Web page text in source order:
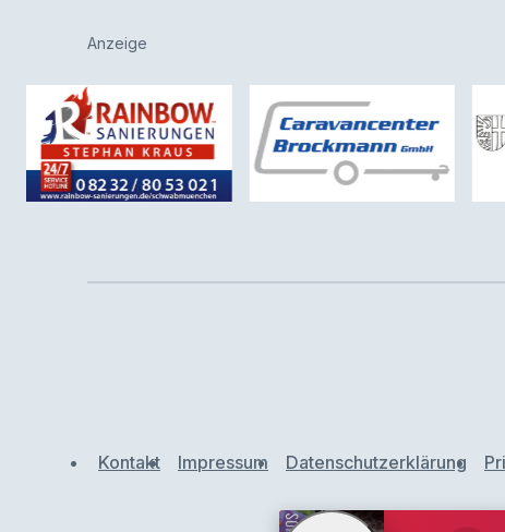
Anzeige
Kontakt Impressum Datenschutzerklärung